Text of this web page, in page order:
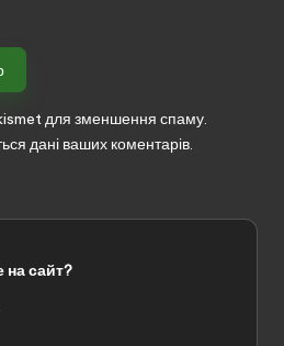
для зменшення спаму.
дані ваших коментарів.
сайт?